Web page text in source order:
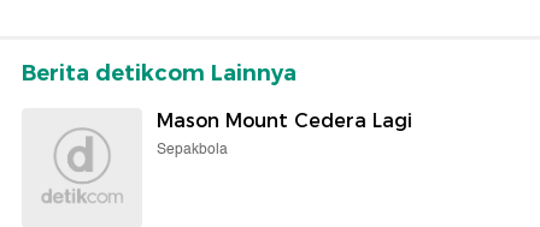
Berita detikcom Lainnya
Mason Mount Cedera Lagi
Sepakbola